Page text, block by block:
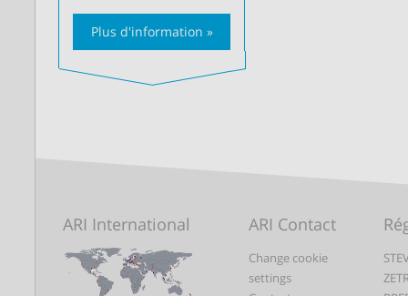
Plus d'information »
ARI International ARI Contact
Change cookie
settings